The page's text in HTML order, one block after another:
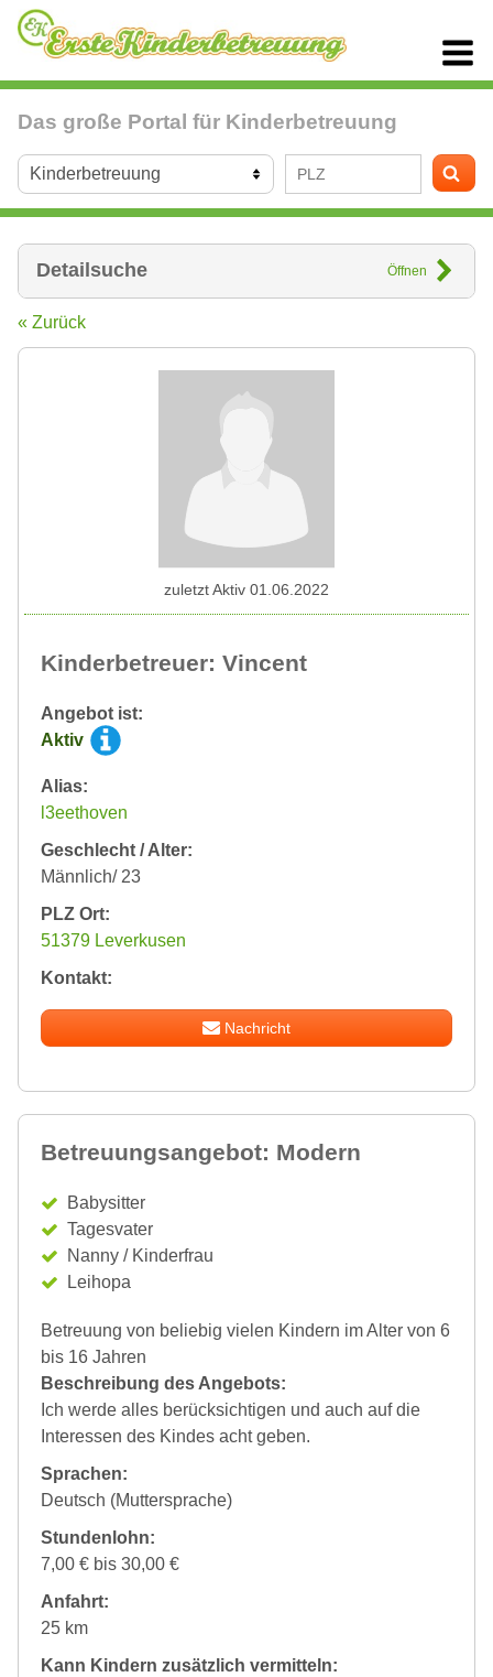
Das große Portal für Kinderbetreuung
Detailsuche Öffnen
« Zurück
Kinderbetreuer: Vincent
Angebot ist:
Aktiv
Alias:
l3eethoven
Geschlecht / Alter:
Männlich/ 23
PLZ Ort:
51379 Leverkusen
Kontakt:
Nachricht
zuletzt Aktiv 01.06.2022
Betreuungsangebot: Modern
Babysitter
Tagesvater
Nanny / Kinderfrau
Leihopa
Betreuung von beliebig vielen Kindern im Alter von 6
bis 16 Jahren
Beschreibung des Angebots:
Ich werde alles berücksichtigen und auch auf die
Interessen des Kindes acht geben.
Sprachen:
Deutsch (Muttersprache)
Stundenlohn:
7,00 € bis 30,00 €
Anfahrt:
25 km
Kann Kindern zusätzlich vermitteln: